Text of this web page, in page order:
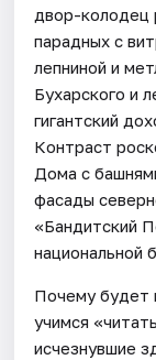
двор-колодец
парадных с
лепниной и
Бухарского и
гигантский
Контраст
Дома с
фасады
«Бандитский
национальной
Почему будет
учимся
исчезнувшие